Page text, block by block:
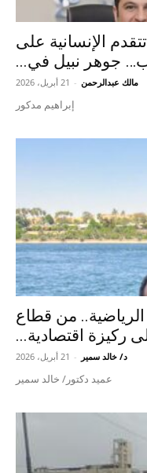
الإنسانية على
جوهر نبيل في...
مالك عبدالرحمن - 21 أبريل، 2026
إبراهيم مدكور
من قطاع
ركيزة اقتصادية...
د/ خالد سمير - 21 أبريل، 2026
عميد دكتور/ خالد سمير